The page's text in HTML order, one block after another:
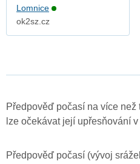
Lomnice
ok2sz.cz
Předpověď počasí na více
lze očekávat její upřesňování
Předpověď počasí (vývoj